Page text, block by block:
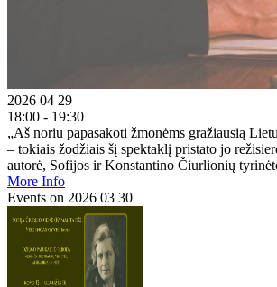
2026 04 29
18:00 - 19:30
„Aš noriu papasakoti žmonėms gražiausią
– tokiais žodžiais šį spektaklį pristato jo
autorė, Sofijos ir Konstantino Čiurlionių
More Info
Events on 2026 03 30